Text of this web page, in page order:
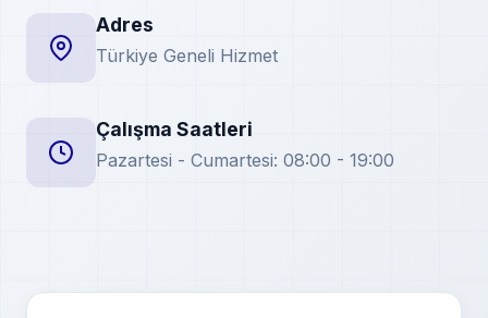
Adres
Türkiye Geneli Hizmet
Çalışma Saatleri
Pazartesi - Cumartesi: 08:00 - 19:00